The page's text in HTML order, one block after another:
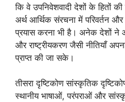
कि वे उपनिवेशवादी देशों के हितों
अर्थ आर्थिक संरचना में परिवर्तन और
प्रयास करना भी है। अनेक देशों ने
और राष्ट्रीयकरण जैसी नीतियाँ
प्राप्त की जा सके।
तीसरा दृष्टिकोण सांस्कृतिक
स्थानीय भाषाओं, परंपराओं और